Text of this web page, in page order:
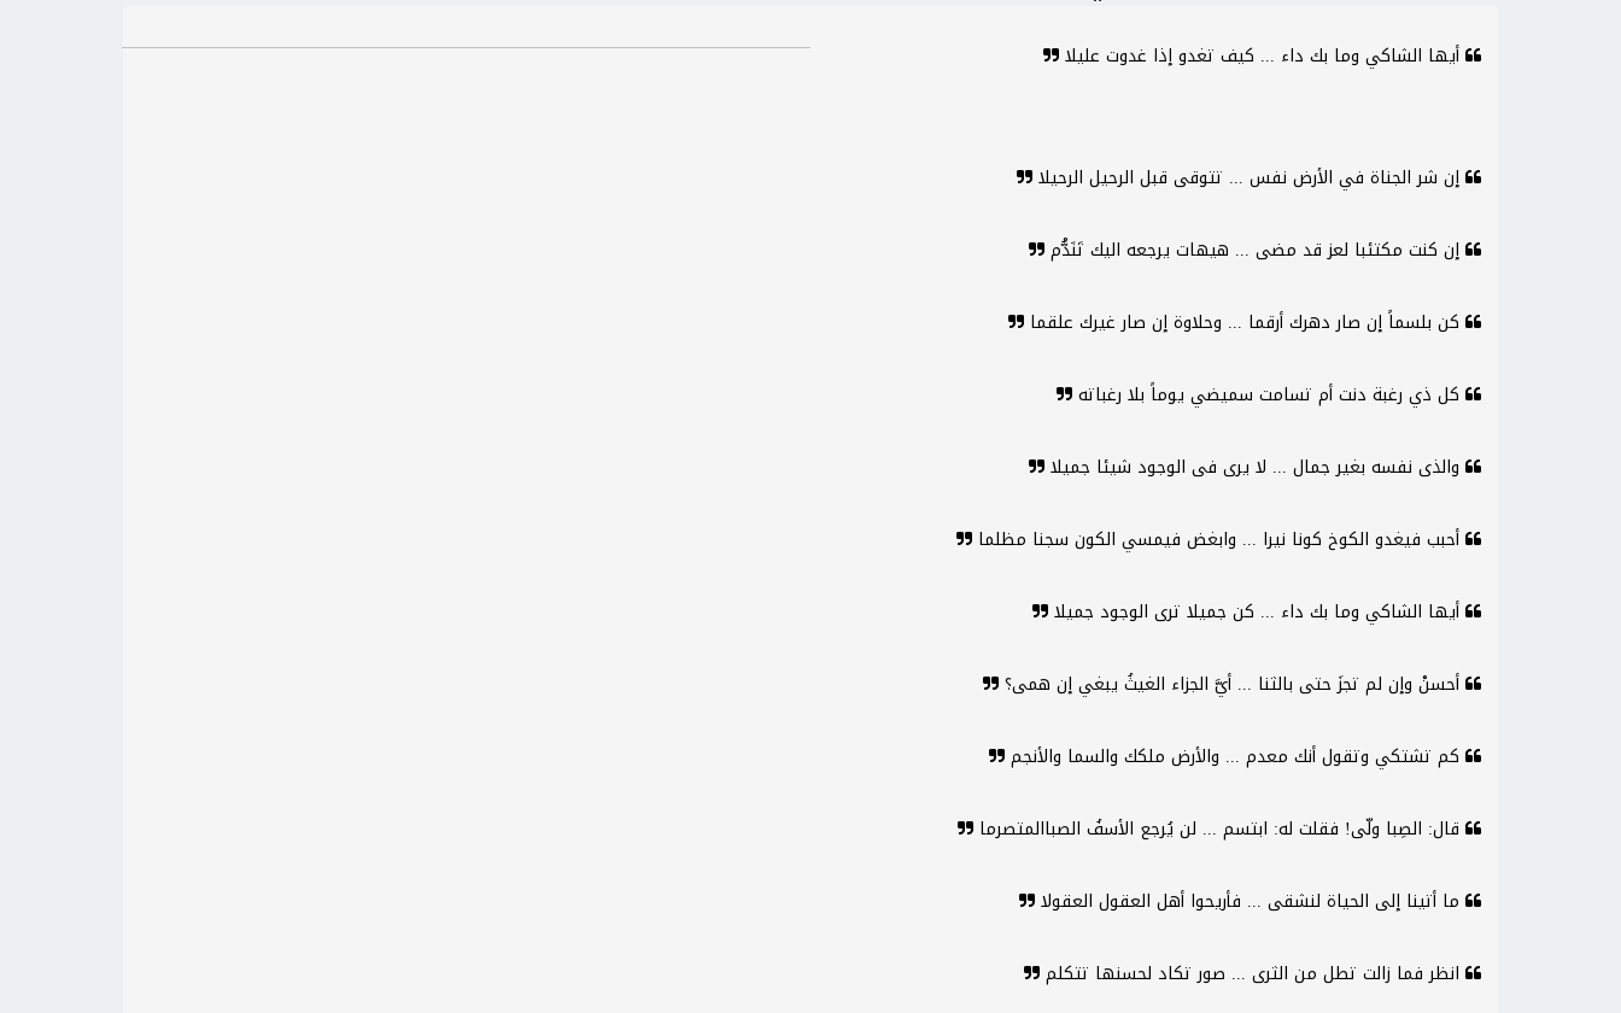
أيها الشاكي وما بك داء ... كيف تغدو إذا غدوت عليلا
إن شر الجناة في الأرض نفس ... تتوقى قبل الرحيل الرحيلا
إن كنت مكتئبا لعز قد مضى ... هيهات يرجعه اليك تَنَدُّم
كن بلسماً إن صار دهرك أرقما ... وحلاوة إن صار غيرك علقما
كل ذي رغبة دنت أم تسامت سميضي يوماً بلا رغباته
والذى نفسه بغير جمال ... لا يرى فى الوجود شيئا جميلا
أحبب فيغدو الكوخ كونا نيرا ... وابغض فيمسي الكون سجنا مظلما
أيها الشاكي وما بك داء ... كن جميلا ترى الوجود جميلا
أحسنْ وإن لم تجزَ حتى بالثنا ... أيَّ الجزاء الغيثُ يبغي إن همى؟
كم تشتكي وتقول أنك معدم ... والأرض ملكك والسما والأنجم
قال: الصِبا ولّى! فقلت له: ابتسم ... لن يُرجع الأسفُ الصباالمتصرما
ما أتينا إلى الحياة لنشقى ... فأريحوا أهل العقول العقولا
انظر فما زالت تطل من الثرى ... صور تكاد لحسنها تتكلم